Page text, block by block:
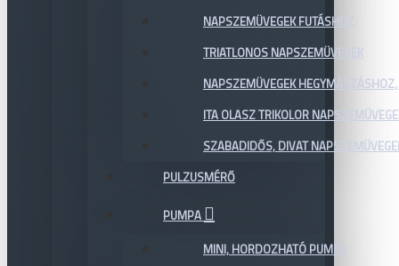
NAPSZEMÜVEGEK FUTÁSHOZ
TRIATLONOS NAPSZEMÜVEGEK
NAPSZEMÜVEGEK
ITA OLASZ TRIKOLOR
SZABADIDŐS, DIVAT
PULZUSMÉRŐ
PUMPA
MINI, HORDOZHATÓ PUMPA